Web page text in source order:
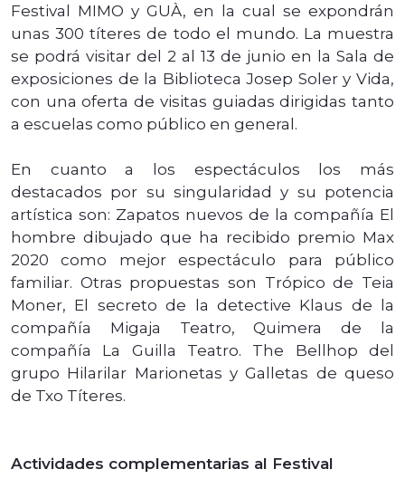
Festival MIMO y GUÀ, en la cual se expondrán
unas 300 títeres de todo el mundo. La muestra
se podrá visitar del 2 al 13 de junio en la Sala de
exposiciones de la Biblioteca Josep Soler y Vida,
con una oferta de visitas guiadas dirigidas tanto
a escuelas como público en general.
En cuanto a los espectáculos los más
destacados por su singularidad y su potencia
artística son: Zapatos nuevos de la compañía El
hombre dibujado que ha recibido premio Max
2020 como mejor espectáculo para público
familiar. Otras propuestas son Trópico de Teia
Moner, El secreto de la detective Klaus de la
compañía Migaja Teatro, Quimera de la
compañía La Guilla Teatro. The Bellhop del
grupo Hilarilar Marionetas y Galletas de queso
de Txo Títeres.
Actividades complementarias al Festival